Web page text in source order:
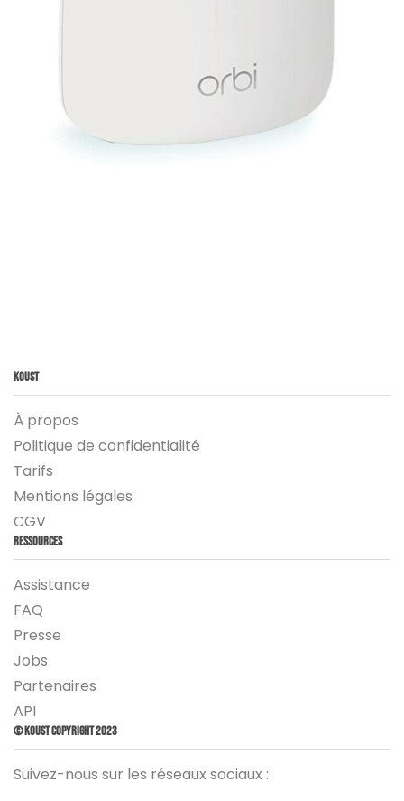
Koust
À propos
Politique de confidentialité
Tarifs
Mentions légales
CGV
Ressources
Assistance
FAQ
Presse
Jobs
Partenaires
API
© Koust Copyright 2023
Suivez-nous sur les réseaux sociaux :